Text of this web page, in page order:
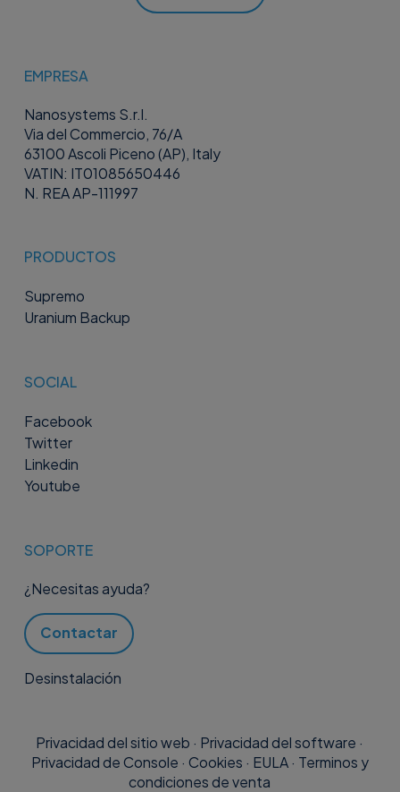
EMPRESA
Nanosystems S.r.l.
Via del Commercio, 76/A
63100 Ascoli Piceno (AP), Italy
VATIN: IT01085650446
N. REA AP-111997
PRODUCTOS
Supremo
Uranium Backup
SOCIAL
Facebook
Twitter
Linkedin
Youtube
SOPORTE
¿Necesitas ayuda?
Contactar
Desinstalación
Privacidad del sitio web · Privacidad del software ·
Privacidad de Console · Cookies · EULA· Terminos y
condiciones de venta